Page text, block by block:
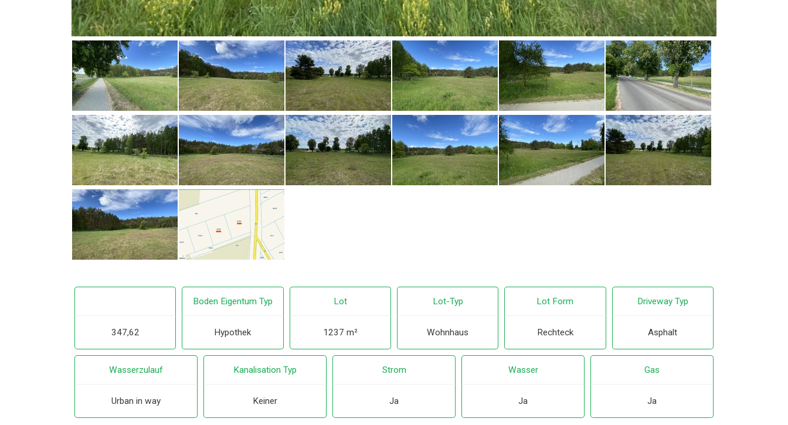
347,62
Boden Eigentum Typ
Hypothek
Lot
1237 m²
Lot-Typ
Wohnhaus
Lot Form
Rechteck
Driveway Typ
Asphalt
Wasserzulauf
Urban in way
Kanalisation Typ
Keiner
Strom
Ja
Wasser
Ja
Gas
Ja